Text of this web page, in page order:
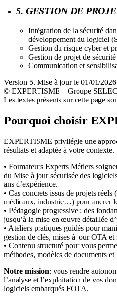
5. GESTION DE
Intégration de la sécurité
développement du logiciel
Gestion du risque cyber et
Gestion de projet de
Communication et
Version 5. Mise à jour le 01/01/2026
© EXPERTISME – Groupe
Les textes présents sur cette page
Pourquoi choisir
EXPERTISME privilégie une
résultats et adaptée à votre contexte.
• Formateurs Experts Métiers
du Mise à jour sécurisée des
ans d’expérience.
• Cas concrets issus de projets
médicaux, industrie…) pour ancrer
• Pédagogie progressive : des
jusqu’à la mise en œuvre détaillée
• Ateliers pratiques guidés pour
gestion de clés, mises à jour OTA et
• Contenu structuré pour vous
méthodes, modèles de documents
Notre mission: vous rendre
l’analyse et l’exploitation de vos
logiciels embarqués FOTA.